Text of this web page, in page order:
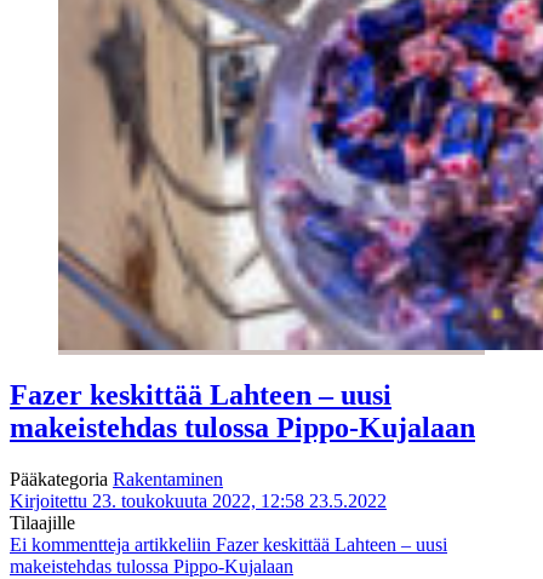
Fazer keskittää Lahteen – uusi
makeistehdas tulossa Pippo-Kujalaan
Pääkategoria Rakentaminen
Kirjoitettu 23. toukokuuta 2022, 12:58 23.5.2022
Tilaajille
Ei kommentteja artikkeliin Fazer keskittää Lahteen – uusi
makeistehdas tulossa Pippo-Kujalaan